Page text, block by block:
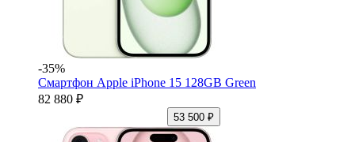
-35%
Смартфон Apple iPhone 15 128GB Green
82 880 ₽
53 500 ₽